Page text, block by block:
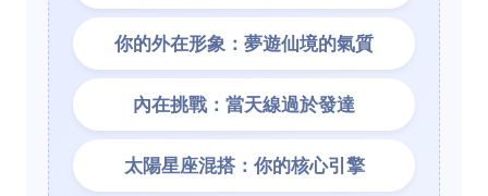
你的外在形象：夢遊仙境的氣質
內在挑戰：當天線過於發達
太陽星座混搭：你的核心引擎